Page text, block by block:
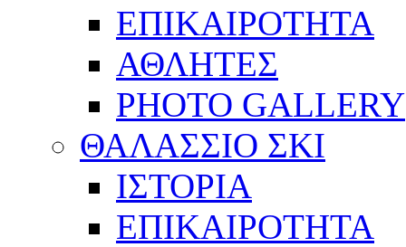
ΕΠΙΚΑΙΡΟΤΗΤΑ
ΑΘΛΗΤΕΣ
PHOTO GALLERY
ΘΑΛΑΣΣΙΟ ΣΚΙ
ΙΣΤΟΡΙΑ
ΕΠΙΚΑΙΡΟΤΗΤΑ